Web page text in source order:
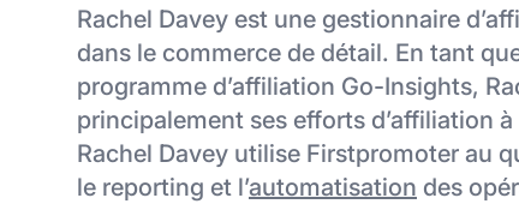
Rachel Davey est une gestionnaire
dans le commerce de détail. En tant
programme d’affiliation Go-Insights,
principalement ses efforts d’affiliation à
Rachel Davey utilise Firstpromoter au
le reporting et l’automatisation des